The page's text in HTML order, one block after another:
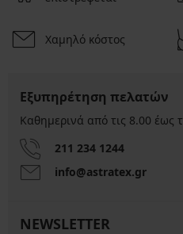
Χαμηλό κόστος
Εξυπηρέτηση πελατών
Καθημερινά από τις 8.00 έως
211 234 1244
info@astratex.gr
NEWSLETTER